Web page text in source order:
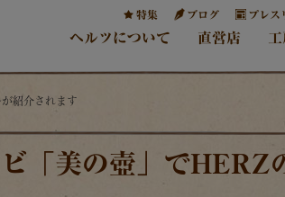
特集 ブログ プレス
ヘルツについて 直営店
紹介されます
「美の壺」でHERZ